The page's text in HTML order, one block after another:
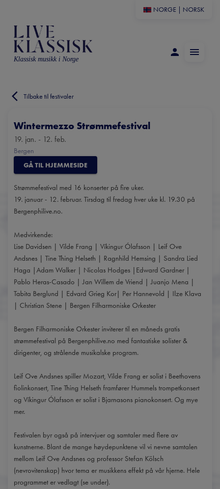
NORGE NORSK
Klassisk musikk i Norge
Tilbake til festivaler
Wintermezzo Strømmefestival
19. jan. - 12. feb.
Bergen
GÅ TIL HJEMMESIDE
Strømmefestival med 16 konserter på fire uker.
19. januar - 12. februar. Tirsdag til fredag hver uke kl. 19.30 på
Bergenphilive.no.
Medvirkende:
Lise Davidsen | Vilde Frang | Víkingur Ólafsson | Leif Ove
Andsnes | Tine Thing Helseth | Ragnhild Hemsing | Sandra Lied
Haga |Adam Walker | Nicolas Hodges |Edward Gardner |
Pablo Heras-Casado | Jan Willem de Vriend | Juanjo Mena |
Tabita Berglund | Edvard Grieg Kor| Per Hannevold | Ilze Klava
| Christian Stene | Bergen Filharmoniske Orkester
Bergen Filharmoniske Orkester inviterer til en måneds gratis
strømmefestival på Bergenphilive.no med fantastiske solister &
dirigenter, og strålende musikalske program.
Leif Ove Andsnes spiller Mozart, Vilde Frang er solist i Beethovens
fiolinkonsert, Tine Thing Helseth framfører Hummels trompetkonsert
og Víkingur Ólafsson er solist i Bjarnasons pianokonsert. Og mye
mer.
Festivalen byr også på intervjuer og samtaler med flere av
kunstnerne. Blant de mange høydepunktene vil vi nevne samtalen
mellom Leif Ove Andsnes og professor Stefan Kölsch
(nevrovitenskap) hvor tema er musikkens effekt på vår hjerne. Hele
programmet er vedlagt (se under).